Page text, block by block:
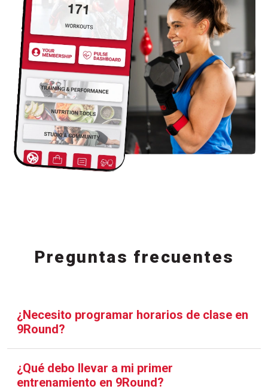
Preguntas frecuentes
¿Necesito programar horarios de clase en
9Round?
¿Qué debo llevar a mi primer
entrenamiento en 9Round?